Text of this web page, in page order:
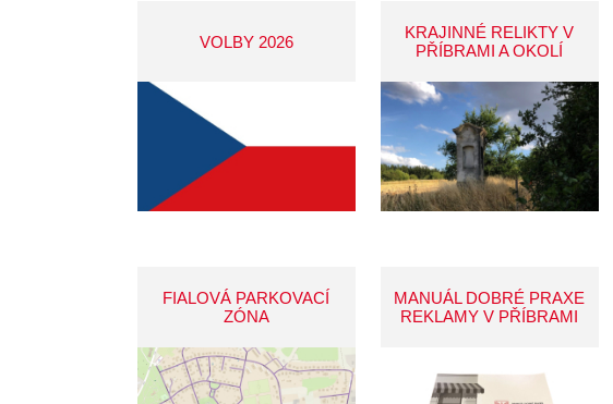
VOLBY 2026
KRAJINNÉ RELIKTY V
PŘÍBRAMI A OKOLÍ
FIALOVÁ PARKOVACÍ
ZÓNA
MANUÁL DOBRÉ PRAXE
REKLAMY V PŘÍBRAMI